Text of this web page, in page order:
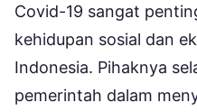
Covid-19 sangat
kehidupan sosial dan
Indonesia. Pihaknya
pemerintah dalam